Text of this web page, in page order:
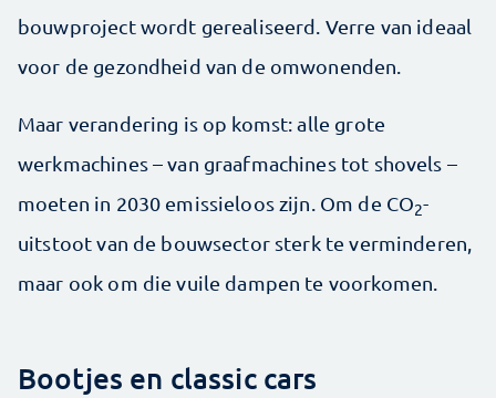
bouwproject wordt gerealiseerd. Verre van ideaal
voor de gezondheid van de omwonenden.
Maar verandering is op komst: alle grote
werkmachines – van graafmachines tot shovels –
moeten in 2030 emissieloos zijn. Om de CO2-
uitstoot van de bouwsector sterk te verminderen,
maar ook om die vuile dampen te voorkomen.
Bootjes en classic cars